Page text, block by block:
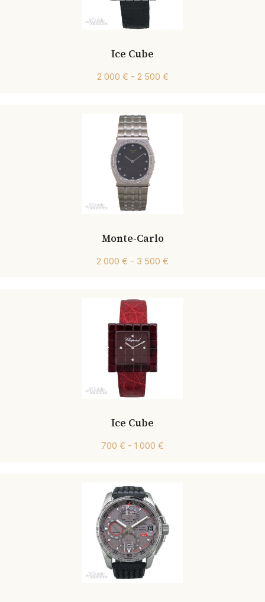
Ice Cube
2 000 € - 2 500 €
Monte-Carlo
2 000 € - 3 500 €
Ice Cube
700 € - 1 000 €